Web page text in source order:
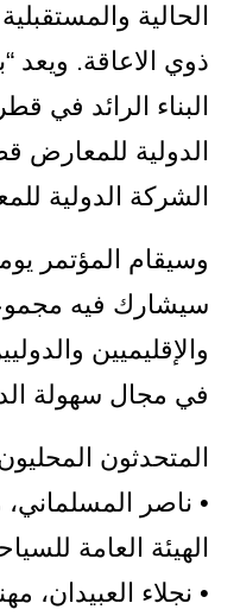
الحالية
ذوي الاعاقة.
البناء الرائد في
الدولية
الشركة الدولية
سيشارك فيه
والإقليميين
في مجال سهولة
المتحدثون
• ناصر
الهيئة العامة
• نجلاء